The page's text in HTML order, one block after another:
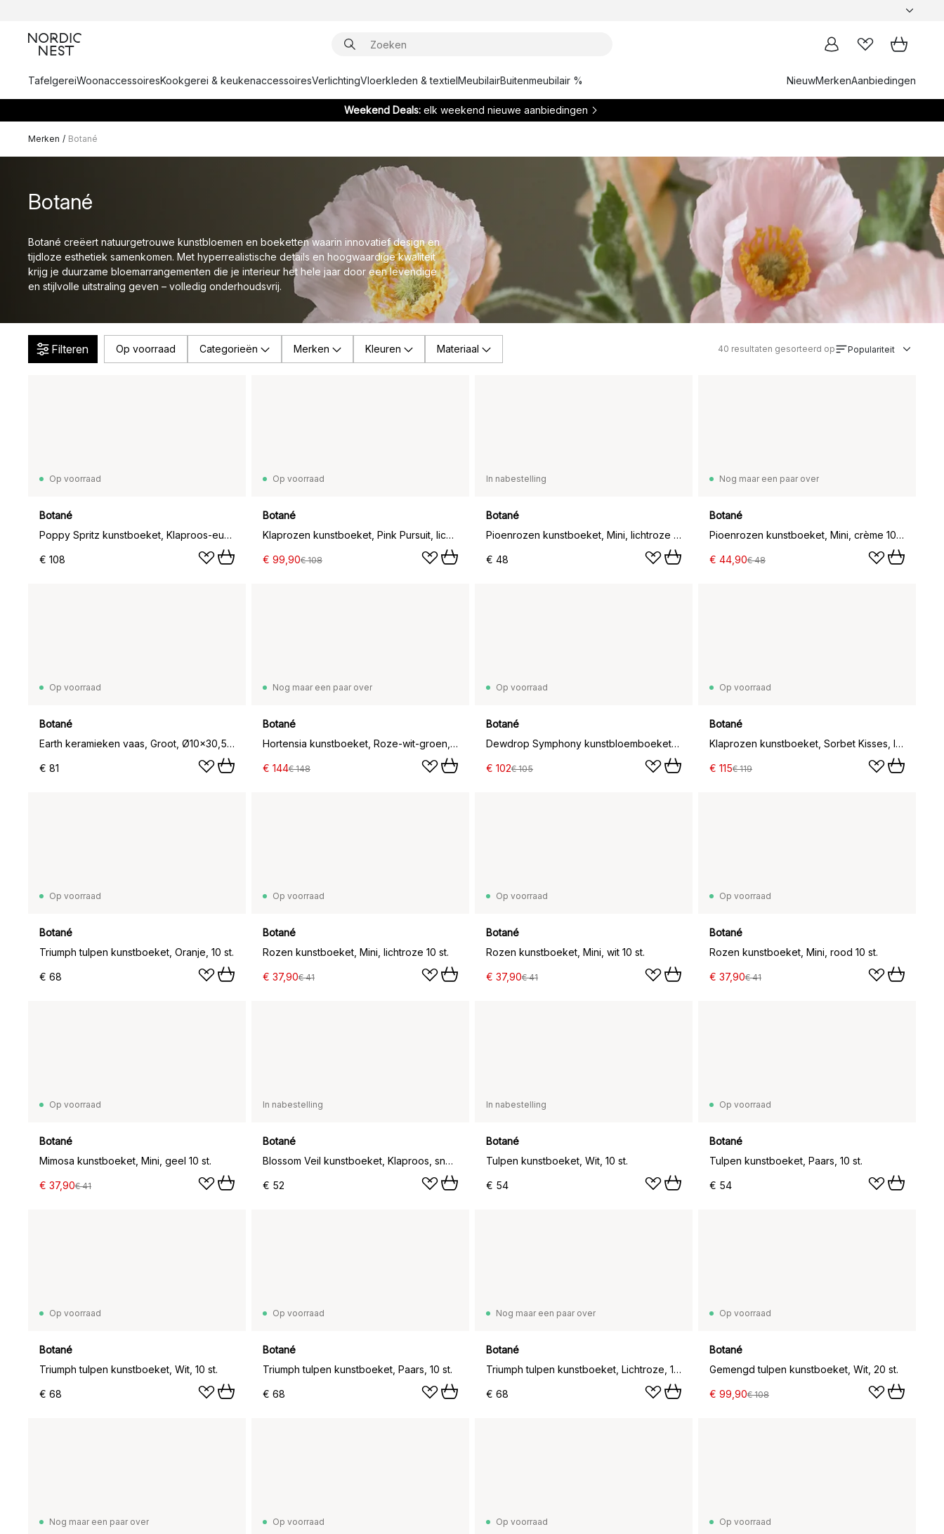
TafelgereiWoonaccessoiresKookgerei & keukenaccessoiresVerlichtingVloerkleden & textielMeubilairBuitenmeubilair % NieuwMerkenAanbiedingen
Weekend Deals: elk weekend nieuwe aanbiedingen
Merken / Botané
Botané
Botané creëert natuurgetrouwe kunstbloemen en boeketten waarin innovatief design en
tijdloze esthetiek samenkomen. Met hyperrealistische details en hoogwaardige kwaliteit
krijg je duurzame bloemarrangementen die je interieur het hele jaar door een levendige
en stijlvolle uitstraling geven – volledig onderhoudsvrij.
Filteren Op voorraad Categorieën Merken Kleuren Materiaal 40 resultaten gesorteerd op Populariteit
Op voorraad
Botané
Poppy Spritz kunstboeket, Klaproos-eucalyptus 10 st.
€ 108
Op voorraad
Botané
Klaprozen kunstboeket, Pink Pursuit, lichtroze-roze, 10 st.
€ 99,90€ 108
In nabestelling
Botané
Pioenrozen kunstboeket, Mini, lichtroze 10 st.
€ 48
Nog maar een paar over
Botané
Pioenrozen kunstboeket, Mini, crème 10 st.
€ 44,90€ 48
Op voorraad
Botané
Earth keramieken vaas, Groot, Ø10x30,5 cm
€ 81
Nog maar een paar over
Botané
Hortensia kunstboeket, Roze-wit-groen, 7 st.
€ 144€ 148
Op voorraad
Botané
Dewdrop Symphony kunstbloemboeket, Hortensia-lichtgroene anthurium-amarant 6 st.
€ 102€ 105
Op voorraad
Botané
Klaprozen kunstboeket, Sorbet Kisses, lichtroze-koraal 11 st.
€ 115€ 119
Op voorraad
Botané
Triumph tulpen kunstboeket, Oranje, 10 st.
€ 68
Op voorraad
Botané
Rozen kunstboeket, Mini, lichtroze 10 st.
€ 37,90€ 41
Op voorraad
Botané
Rozen kunstboeket, Mini, wit 10 st.
€ 37,90€ 41
Op voorraad
Botané
Rozen kunstboeket, Mini, rood 10 st.
€ 37,90€ 41
Op voorraad
Botané
Mimosa kunstboeket, Mini, geel 10 st.
€ 37,90€ 41
In nabestelling
Botané
Blossom Veil kunstboeket, Klaproos, sneeuwwilg
€ 52
In nabestelling
Botané
Tulpen kunstboeket, Wit, 10 st.
€ 54
Op voorraad
Botané
Tulpen kunstboeket, Paars, 10 st.
€ 54
Op voorraad
Botané
Triumph tulpen kunstboeket, Wit, 10 st.
€ 68
Op voorraad
Botané
Triumph tulpen kunstboeket, Paars, 10 st.
€ 68
Nog maar een paar over
Botané
Triumph tulpen kunstboeket, Lichtroze, 10 st.
€ 68
Op voorraad
Botané
Gemengd tulpen kunstboeket, Wit, 20 st.
€ 99,90€ 108
Nog maar een paar over Op voorraad Op voorraad Op voorraad